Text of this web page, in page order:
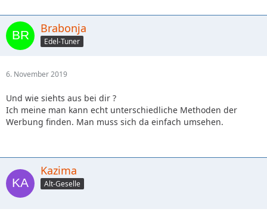
Brabonja
Edel-Tuner
6. November 2019
Und wie siehts aus bei dir ?
Ich meine man kann echt unterschiedliche Methoden der
Werbung finden. Man muss sich da einfach umsehen.
Kazima
Alt-Geselle